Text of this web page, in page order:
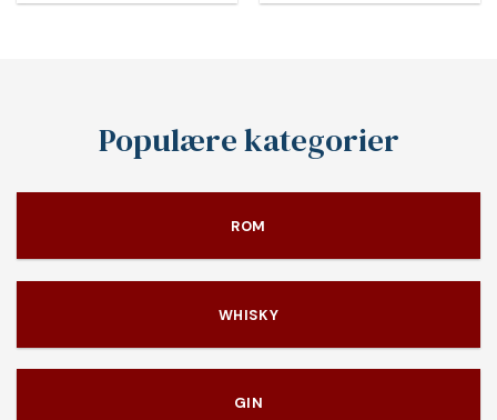
Populære kategorier
ROM
WHISKY
GIN